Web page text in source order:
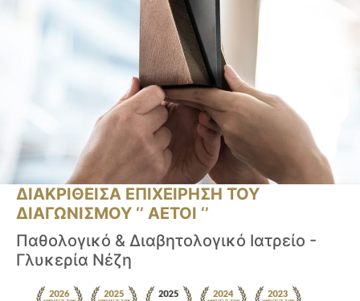
ΔΙΑΚΡΙΘΕΙΣΑ ΕΠΙΧΕΙΡΗΣΗ ΤΟΥ
ΔΙΑΓΩΝΙΣΜΟΥ ‘’ ΑΕΤΟΙ ‘’
Παθολογικό & Διαβητολογικό Ιατρείο -
Γλυκερία Νέζη